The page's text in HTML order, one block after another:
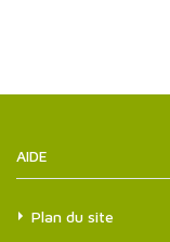
AIDE
Plan du site